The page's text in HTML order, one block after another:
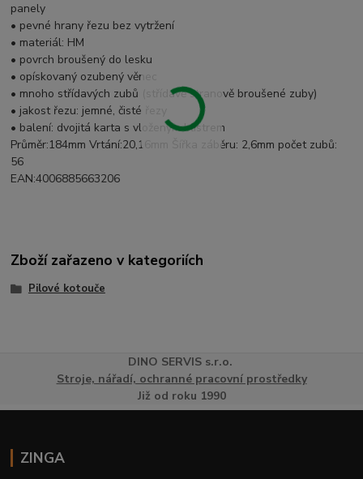
panely
• pevné hrany řezu bez vytržení
• materiál: HM
• povrch broušený do lesku
• opískovaný ozubený věnec
• mnoho střídavých zubů (střídavě stranově broušené zuby)
• jakost řezu: jemné, čisté řezy
• balení: dvojitá karta s vloženým blistrem
Průměr:184mm Vrtání:20,16mm Šířka záběru: 2,6mm počet zubů:
56
EAN:4006885663206
Zboží zařazeno v kategoriích
Pilové kotouče
DINO SERVISs.r.o.
Stroje, nářadí, ochranné pracovní prostředky
Již od roku 1990
ZINGA